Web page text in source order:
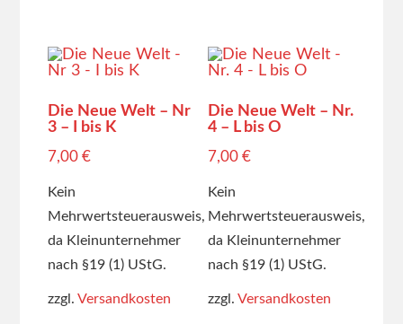
Die Neue Welt – Nr
3 – I bis K
7,00 €
Kein
Mehrwertsteuerausweis,
da Kleinunternehmer
nach §19 (1) UStG.
zzgl. Versandkosten
Die Neue Welt – Nr.
4 – L bis O
7,00 €
Kein
Mehrwertsteuerausweis,
da Kleinunternehmer
nach §19 (1) UStG.
zzgl. Versandkosten